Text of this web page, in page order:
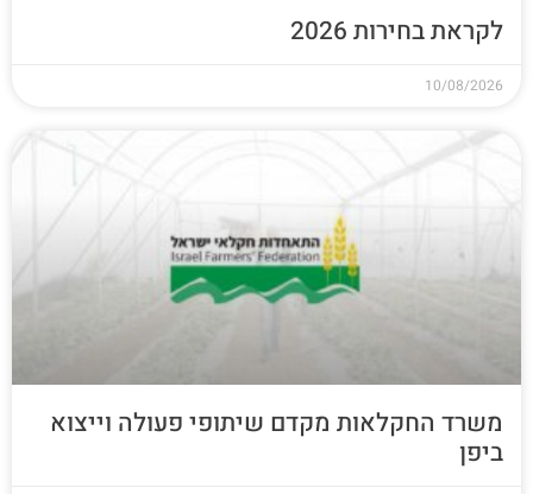
לקראת בחירות 2026
10/08/2026
משרד החקלאות מקדם שיתופי פעולה וייצוא
ביפן